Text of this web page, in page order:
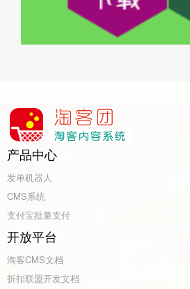
产品中心
发单机器人
CMS系统
支付宝批量支付
开放平台
淘客CMS文档
折扣联盟开发文档